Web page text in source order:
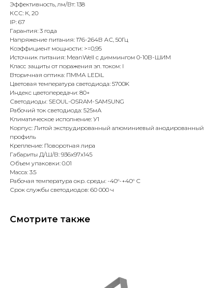
Эффективность, лм/Вт: 138
КСС: К, 20
IP: 67
Гарантия: 3 года
Напряжение питания: 176-264В АС, 50Гц
Коэффициент мощности: >=0,95
Источник питания: MeanWell с диммингом 0-10В-ШИМ
Класс защиты от поражения эл. током: I
Вторичная оптика: ПММА LEDiL
Цветовая температура светодиода: 5700K
Индекс цветопередачи: 80+
Светодиоды: SEOUL-OSRAM-SAMSUNG
Рабочий ток светодиода: 525мА
Климатическое исполнение: У1
Корпус: Литой экструдированный алюминиевый анодированный
профиль
Крепление: Поворотная лира
Габариты Д/Ш/В: 936x97x145
Объем упаковки: 0.01
Масса: 3.5
Рабочая температура окр. среды: -40°-+40° С
Срок службы светодиодов: 60 000 ч
Смотрите также